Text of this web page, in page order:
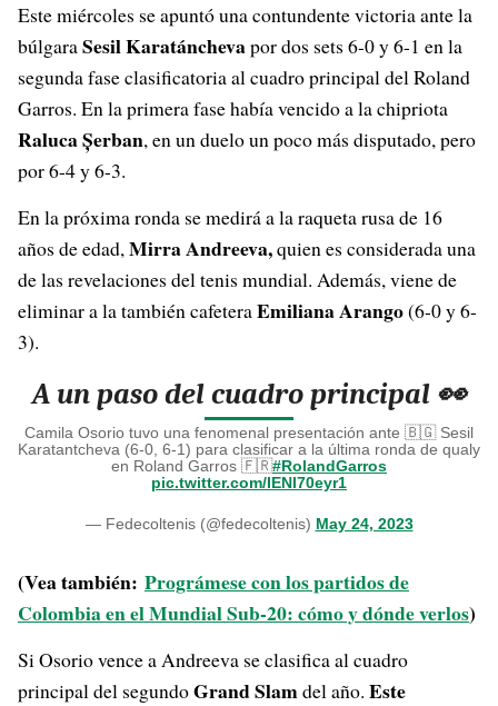
Este miércoles se apuntó una contundente victoria ante la
búlgaraSesil Karatánchevapor dos sets 6-0 y 6-1 en la
segunda fase clasificatoria al cuadro principal del Roland
Garros. En la primera fase había vencido a la chipriota
Raluca Șerban, en un duelo un poco más disputado, pero
por 6-4 y 6-3.
En la próxima ronda se medirá a la raqueta rusa de 16
años de edad,Mirra Andreeva,quien es considerada una
de las revelaciones del tenis mundial. Además, viene de
eliminar a la también cafeteraEmiliana Arango(6-0 y 6-
3).
A un paso del cuadro principal 👀
Camila Osorio tuvo una fenomenal presentación ante 🇧🇬 Sesil
Karatantcheva (6-0, 6-1) para clasificar a la última ronda de qualy
en Roland Garros 🇫🇷#RolandGarros
pic.twitter.com/IENI70eyr1
— Fedecoltenis (@fedecoltenis) May 24, 2023
(Vea también: Prográmese con los partidos de
Colombia en el Mundial Sub-20: cómo y dónde verlos)
Si Osorio vence a Andreeva se clasifica al cuadro
principal del segundoGrand Slamdel año. Este